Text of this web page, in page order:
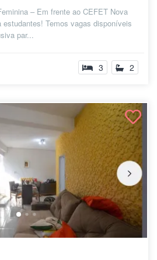
– Em frente ao CEFET Nova
estudantes! Temos vagas disponíveis
par...
3 2